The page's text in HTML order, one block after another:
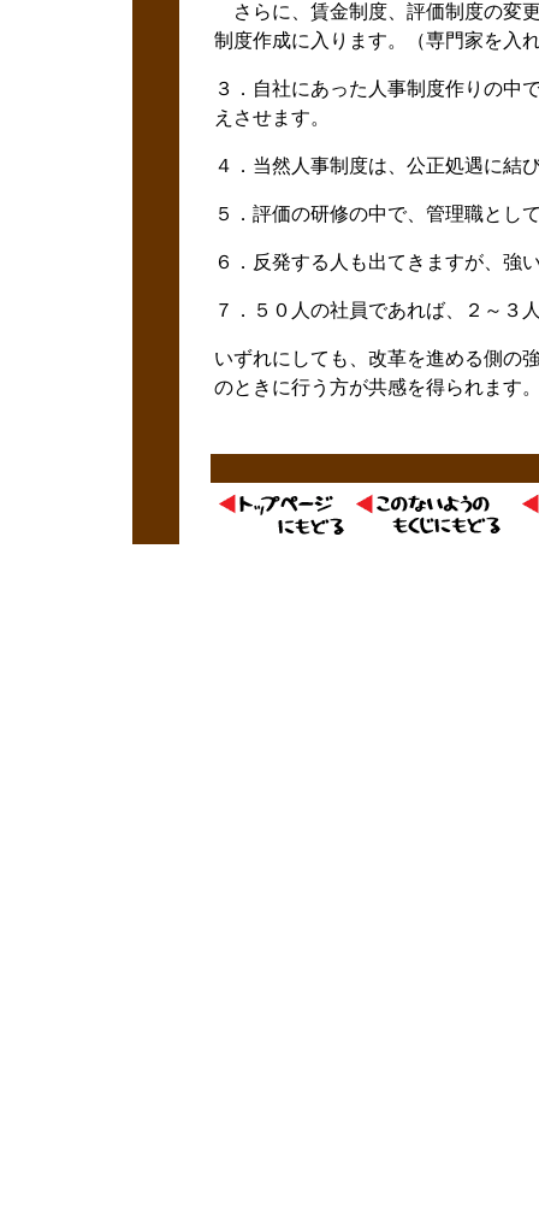
さらに、賃金制度、評価制度の変
制度作成に入ります。（専門家を入
３．自社にあった人事制度作りの中
えさせます。
４．当然人事制度は、公正処遇に結
５．評価の研修の中で、管理職とし
６．反発する人も出てきますが、強
７．５０人の社員であれば、２～３
いずれにしても、改革を進める側の
のときに行う方が共感を得られます